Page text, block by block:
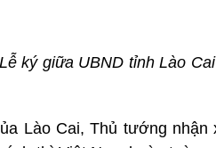
ký giữa UBND tỉnh Lào
Lào Cai, Thủ tướng nhận